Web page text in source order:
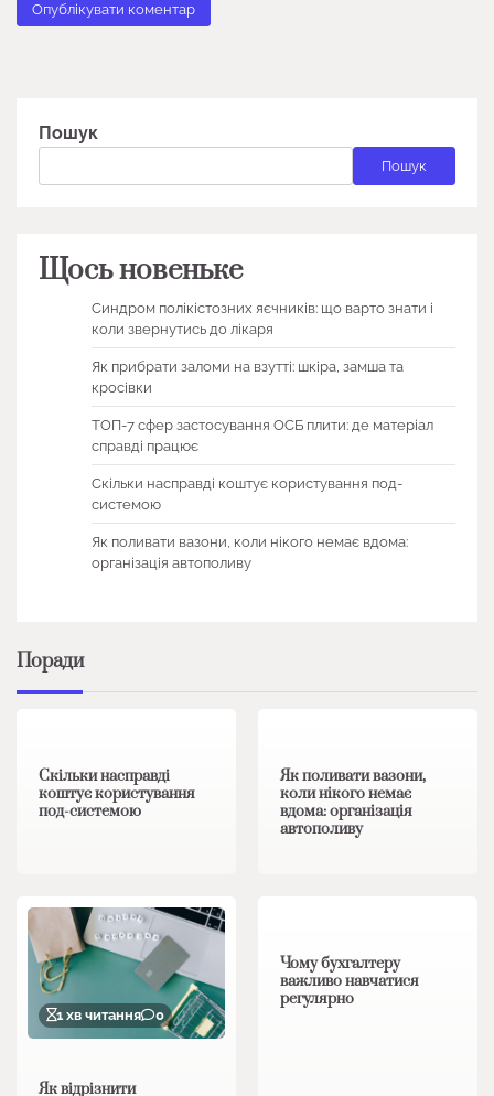
Пошук
Пошук
Щось новеньке
Синдром полікістозних яєчників: що варто знати і
коли звернутись до лікаря
Як прибрати заломи на взутті: шкіра, замша та
кросівки
ТОП-7 сфер застосування ОСБ плити: де матеріал
справді працює
Скільки насправді коштує користування под-
системою
Як поливати вазони, коли нікого немає вдома:
організація автополиву
Поради
Скільки насправді
коштує користування
под-системою
Як поливати вазони,
коли нікого немає
вдома: організація
автополиву
1 хв читання 0
Як відрізнити
Чому бухгалтеру
важливо навчатися
регулярно